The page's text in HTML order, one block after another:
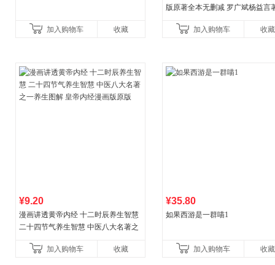
加入购物车 收藏
版原著全本无删减 罗广斌杨益言
国青年出版社加入购物车 收藏
¥9.20
漫画讲透黄帝内经 十二时辰养生智慧
二十四节气养生智慧 中医八大名著之
加入购物车
收藏
¥35.80
如果西游是一群喵1
加入购物车 收藏